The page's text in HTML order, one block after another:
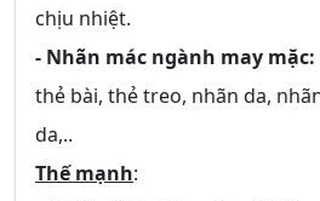
chịu nhiệt.
- Nhãn mác ngành may mặc:
thẻ bài, thẻ treo, nhãn da,
da,..
Thế mạnh: